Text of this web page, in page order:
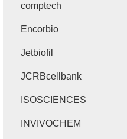
comptech
Encorbio
Jetbiofil
JCRBcellbank
ISOSCIENCES
INVIVOCHEM